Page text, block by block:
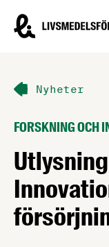
Nyheter
FORSKNING OCH